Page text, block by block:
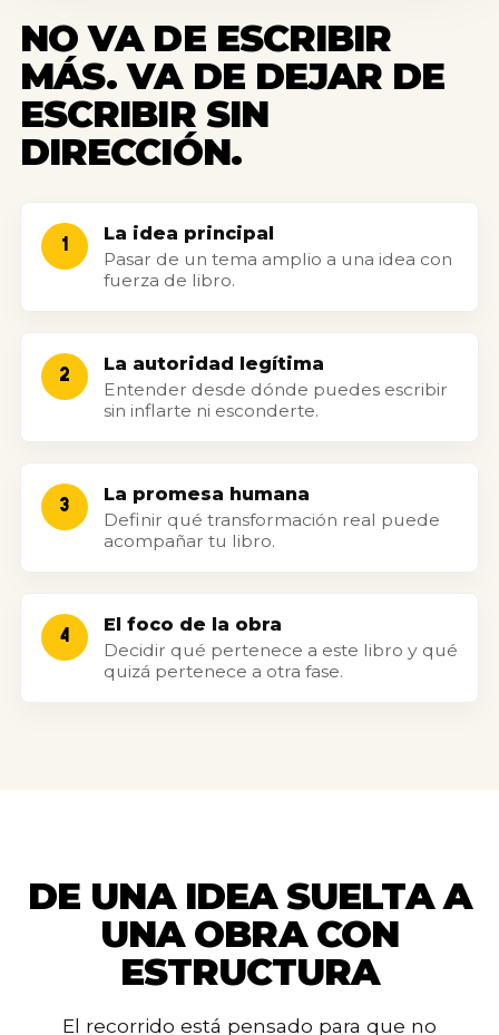
NO VA DE ESCRIBIR
MÁS. VA DE DEJAR DE
ESCRIBIR SIN
DIRECCIÓN.
1
La idea principal
Pasar de un tema amplio a una idea con
fuerza de libro.
2
La autoridad legítima
Entender desde dónde puedes escribir
sin inflarte ni esconderte.
3
La promesa humana
Definir qué transformación real puede
acompañar tu libro.
4
El foco de la obra
Decidir qué pertenece a este libro y qué
quizá pertenece a otra fase.
DE UNA IDEA SUELTA A
UNA OBRA CON
ESTRUCTURA
El recorrido está pensado para que no